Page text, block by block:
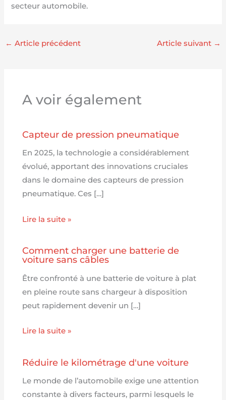
secteur automobile.
← Article précédent Article suivant →
A voir également
Capteur de pression pneumatique
En 2025, la technologie a considérablement
évolué, apportant des innovations cruciales
dans le domaine des capteurs de pression
pneumatique. Ces […]
Lire la suite »
Comment charger une batterie de
voiture sans câbles
Être confronté à une batterie de voiture à plat
en pleine route sans chargeur à disposition
peut rapidement devenir un […]
Lire la suite »
Réduire le kilométrage d'une voiture
Le monde de l’automobile exige une attention
constante à divers facteurs, parmi lesquels le